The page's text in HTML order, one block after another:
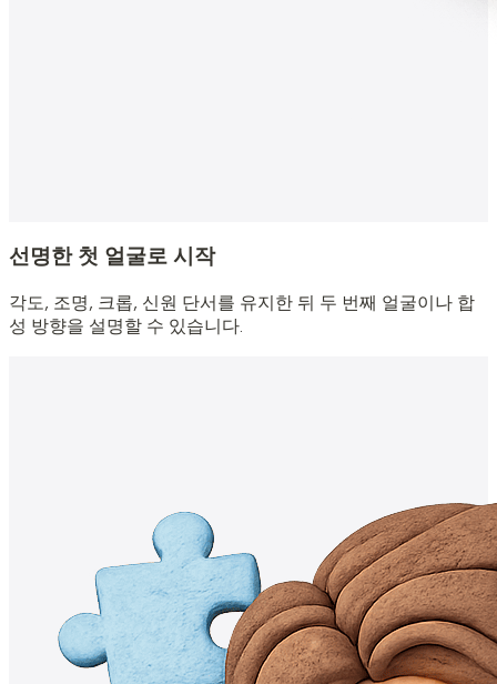
선명한 첫 얼굴로 시작
각도, 조명, 크롭, 신원 단서를 유지한 뒤 두 번째 얼굴이나 합
성 방향을 설명할 수 있습니다.